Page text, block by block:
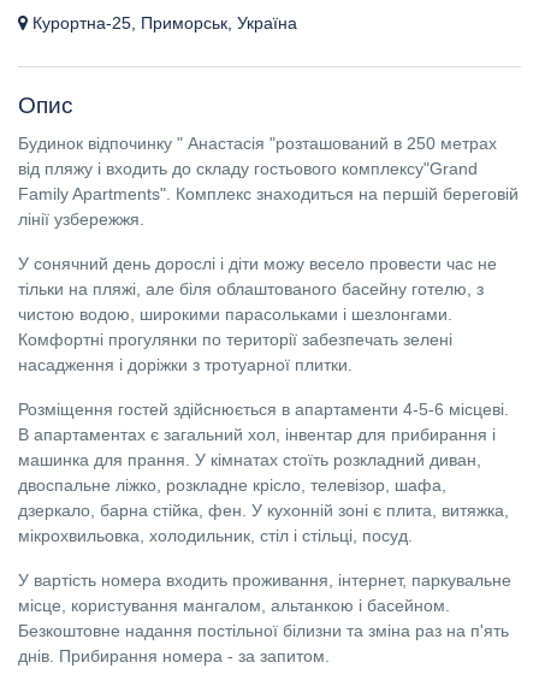
Курортна-25, Приморськ, Україна
Опис
Будинок відпочинку " Анастасія "розташований в 250 метрах
від пляжу і входить до складу гостьового комплексу"Grand
Family Apartments". Комплекс знаходиться на першій береговій
лінії узбережжя.
У сонячний день дорослі і діти можу весело провести час не
тільки на пляжі, але біля облаштованого басейну готелю, з
чистою водою, широкими парасольками і шезлонгами.
Комфортні прогулянки по території забезпечать зелені
насадження і доріжки з тротуарної плитки.
Розміщення гостей здійснюється в апартаменти 4-5-6 місцеві.
В апартаментах є загальний хол, інвентар для прибирання і
машинка для прання. У кімнатах стоїть розкладний диван,
двоспальне ліжко, розкладне крісло, телевізор, шафа,
дзеркало, барна стійка, фен. У кухонній зоні є плита, витяжка,
мікрохвильовка, холодильник, стіл і стільці, посуд.
У вартість номера входить проживання, інтернет, паркувальне
місце, користування мангалом, альтанкою і басейном.
Безкоштовне надання постільної білизни та зміна раз на п'ять
днів. Прибирання номера - за запитом.